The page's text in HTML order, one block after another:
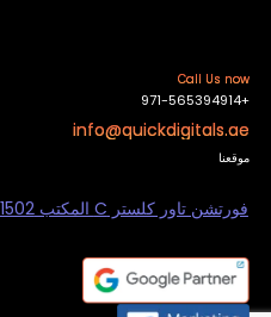
Call Us now
+971-565394914
info@quickdigitals.ae
موقعنا